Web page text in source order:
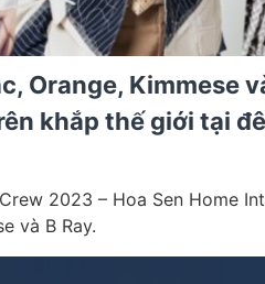
Orange, Kimmese
khắp thế giới tại
2023 – Hoa Sen Home
và B Ray.